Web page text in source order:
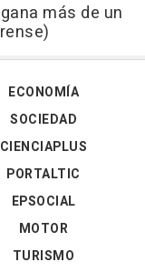
más de un
ECONOMÍA
SOCIEDAD
CIENCIAPLUS
PORTALTIC
EPSOCIAL
MOTOR
TURISMO